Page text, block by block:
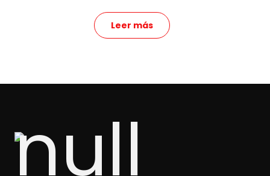
Leer más